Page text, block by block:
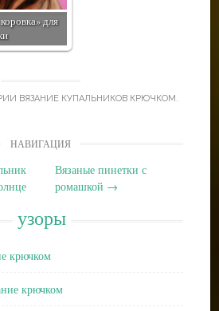
для
ВЯЗАНИЕ КУПАЛЬНИКОВ КРЮЧКОМ .
НАВИГАЦИЯ
Вязаные пинетки с
ромашкой →
узоры
крючком
крючком